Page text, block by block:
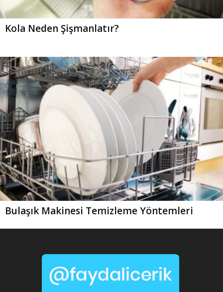
Kola Neden Şişmanlatır?
Bulaşık Makinesi Temizleme Yöntemleri